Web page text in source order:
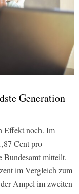
Generation
Effekt noch. Im
Cent pro
Bundesamt mitteilt.
im Vergleich zum
Ampel im zweiten